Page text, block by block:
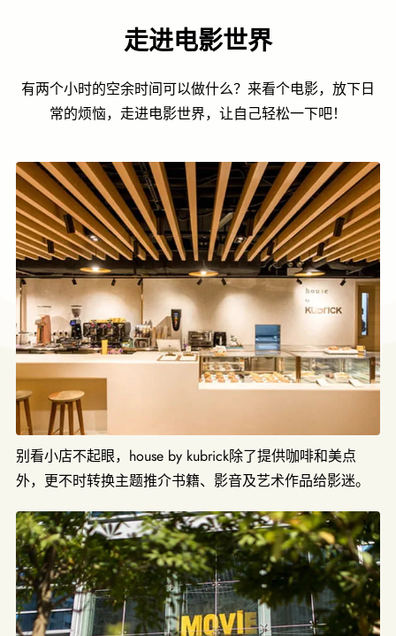
走进电影世界
有两个小时的空余时间可以做什么？来看个电影，放下日
常的烦恼，走进电影世界，让自己轻松一下吧！
别看小店不起眼，house by kubrick除了提供咖啡和美点
外，更不时转换主题推介书籍、影音及艺术作品给影迷。